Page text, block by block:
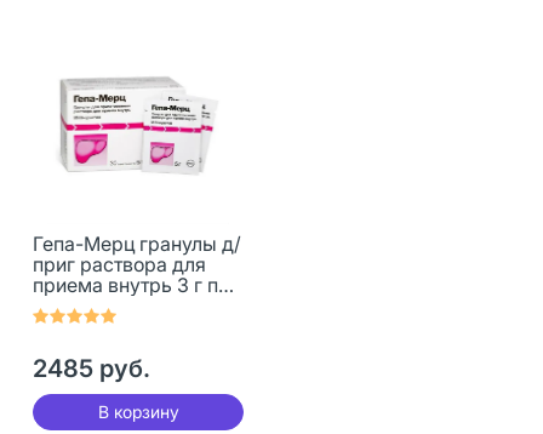
Гепа-Мерц гранулы д/
приг раствора для
приема внутрь 3 г пак
5 г 30 шт
2485 руб.
В корзину